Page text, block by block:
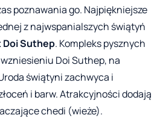
poznawania go. Najpiękniejsze
z najwspanialszych świątyń
Doi Suthep. Kompleks pysznych
Doi Suthep, na
świątyni zachwyca i
i barw. Atrakcyjności dodają
chedi (wieże).